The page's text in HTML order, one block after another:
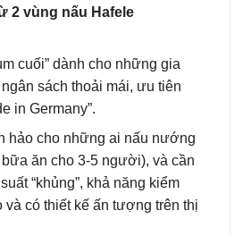
2 vùng nấu Hafele
cuối” dành cho những gia
sách thoải mái, ưu tiên
in Germany”.
hảo cho những ai nấu nướng
ăn cho 3-5 người), và cần
“khủng”, khả năng kiểm
và có thiết kế ấn tượng trên thị